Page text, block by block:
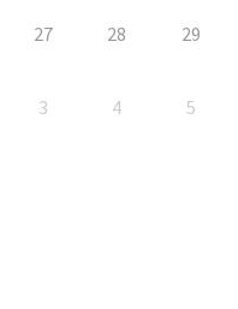
27 28 29
3 4 5